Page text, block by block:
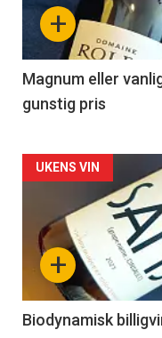
3
+
Magnum eller
gunstig pris
Forsiden
akkurat
nå
4
+
UKENS VIN
Biodynamisk